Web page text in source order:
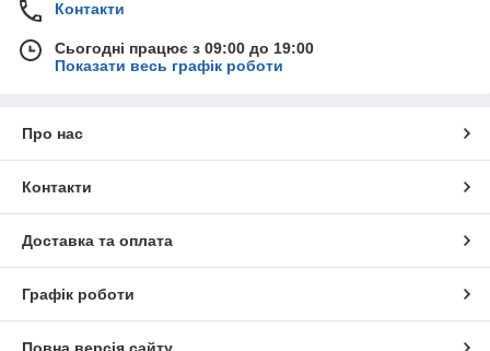
Контакти
Сьогодні працює з 09:00 до 19:00
Показати весь графік роботи
Про нас
Контакти
Доставка та оплата
Графік роботи
Повна версія сайту